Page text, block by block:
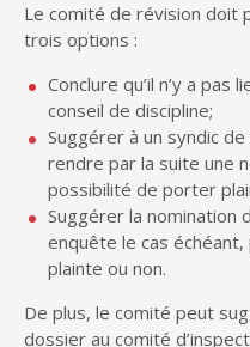
Le comité de révision doit
trois options :
Conclure qu’il n’y a
conseil de discipline;
Suggérer à un syndic
rendre par la suite une
possibilité de porter
Suggérer la nomination
enquête le cas
plainte ou non.
De plus, le comité peut
dossier au comité